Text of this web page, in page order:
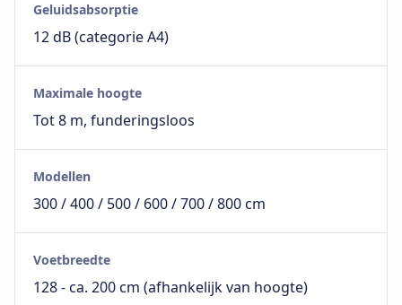
Geluidsabsorptie
12 dB (categorie A4)
Maximale hoogte
Tot 8 m, funderingsloos
Modellen
300 / 400 / 500 / 600 / 700 / 800 cm
Voetbreedte
128 - ca. 200 cm (afhankelijk van hoogte)